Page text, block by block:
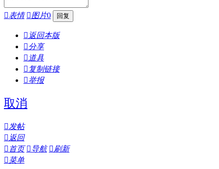
表情 图片0
 返回本版
分享
 道具
 复制链接
举报
取消
发帖
 返回
 首页 导航 刷新
菜单